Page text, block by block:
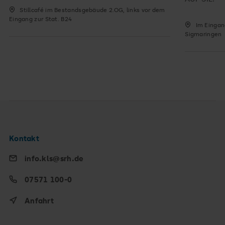
Stillcafé im Bestandsgebäude 2.OG, links vor dem
Eingang zur Stat. B24
Im
Sigmaringen
Kontakt
info.kls@srh.de
07571 100-0
Anfahrt